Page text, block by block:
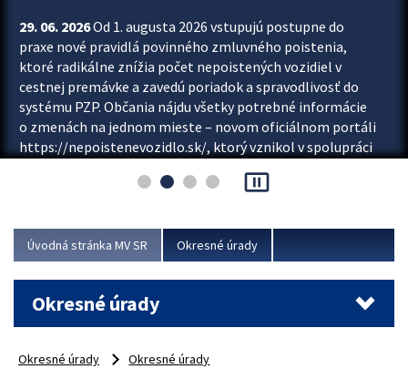
29. 06. 2026Od 1. augusta 2026 vstupujú postupne do
praxe nové pravidlá povinného zmluvného poistenia,
ktoré radikálne znížia počet nepoistených vozidiel v
cestnej premávke a zavedú poriadok a spravodlivosť do
systému PZP. Občania nájdu všetky potrebné informácie
o zmenách na jednom mieste – novom oficiálnom portáli
https://nepoistenevozidlo.sk/, ktorý vznikol v spolupráci
asociácie poisťovní (SLASPO) a Ministerstva vnútra SR.
Viac
pause_presentation
Úvodná stránka MV SR Okresné úrady
Okresné úrady
Okresné úrady
Okresné úrady